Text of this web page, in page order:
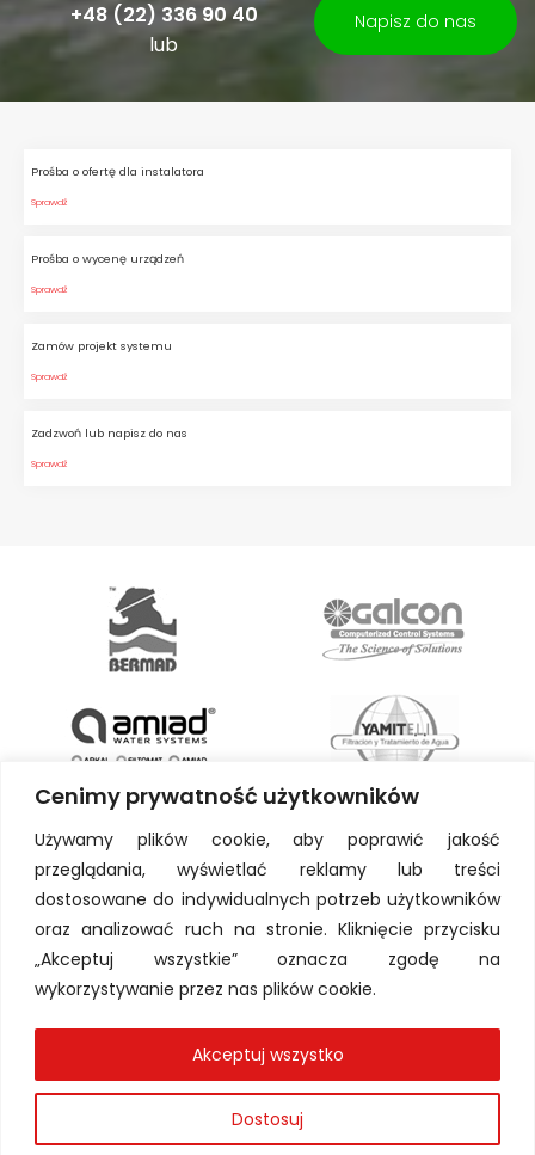
Cenimy prywatność użytkowników
Używamy plików cookie, aby poprawić jakość
przeglądania, wyświetlać reklamy lub treści
dostosowane do indywidualnych potrzeb użytkowników
oraz analizować ruch na stronie. Kliknięcie przycisku
„Akceptuj wszystkie” oznacza zgodę na
wykorzystywanie przez nas plików cookie.
Dostosuj
Akceptuj wszystko
+48 (22) 336 90 40
lub
Napisz do nas
Prośba o ofertę dla instalatora
Sprawdź
Prośba o wycenę urządzeń
Sprawdź
Zamów projekt systemu
Sprawdź
Zadzwoń lub napisz do nas
Sprawdź